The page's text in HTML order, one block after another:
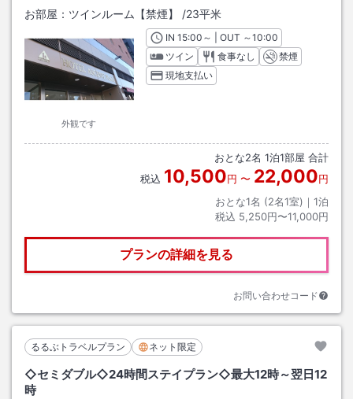
お部屋： ツインルーム【禁煙】 /23平米
外観です
INチェックイン
15:00 ～ | OUT チェックアウト
～10:00
ツイン
食事なし
禁煙
現地支払い
おとな2名 1泊1部屋 合計
税込 10,500円 〜 22,000円
おとな1名 (2名1室)｜ 1泊
税込 5,250円〜11,000円
プランの詳細を見る
お問い合わせコード
るるぶトラベルプラン ネット限定
◇セミダブル◇24時間ステイプラン◇最大12時～翌日12
時